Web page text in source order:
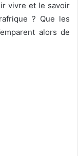
vivre et le savoir
? Que les
alors de